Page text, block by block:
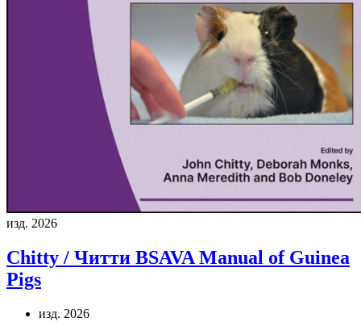
изд. 2026
Chitty / Читти BSAVA Manual of Guinea
Pigs
изд. 2026